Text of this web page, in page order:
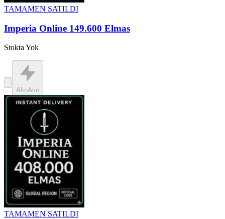
TAMAMEN SATILDI
Imperia Online 149.600 Elmas
Stokta Yok
AlınAlın
TAMAMEN SATILDI